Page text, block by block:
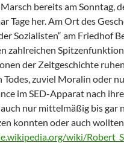
bereits am Sonntag,
Tage her. Am Ort des
Sozialisten“ am Friedhof
zahlreichen
der Zeitgeschichte
Todes, zuviel Moralin oder
im SED-Apparat nach
nur mittelmäßig bis gar
konnten oder auch wollten
wiki/